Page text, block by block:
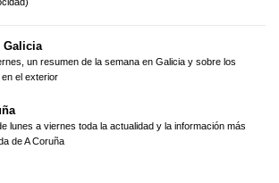
Galicia
un resumen de la semana en Galicia y sobre los
el exterior
lunes a viernes toda la actualidad y la información más
de A Coruña